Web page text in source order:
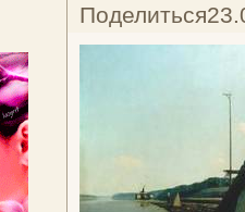
Поделиться